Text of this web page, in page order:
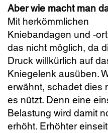
Aber wie macht man
Mit herkömmlichen
Kniebandagen und -
das nicht möglich, da
Druck willkürlich auf
Kniegelenk ausüben.
erwähnt, schadet dies
es nützt. Denn eine
Belastung wird damit
erhöht. Erhöhter